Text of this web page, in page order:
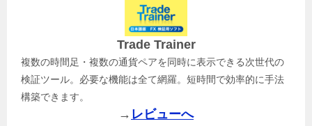
Trade Trainer
複数の時間足・複数の通貨ペアを同時に表示できる次世代の
検証ツール。必要な機能は全て網羅。短時間で効率的に手法
構築できます。
→ レビューへ